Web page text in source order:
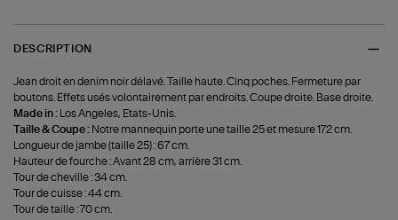
DESCRIPTION
Jean droit en denim noir délavé. Taille haute. Cinq poches. Fermeture par
boutons. Effets usés volontairement par endroits. Coupe droite. Base droite.
Made in :
Los Angeles, Etats-Unis.
Taille & Coupe : Notre mannequin porte une taille 25 et mesure 172 cm.
Longueur de jambe (taille 25) : 67 cm.
Hauteur de fourche : Avant 28 cm, arrière 31 cm.
Tour de cheville : 34 cm.
Tour de cuisse : 44 cm.
Tour de taille : 70 cm.